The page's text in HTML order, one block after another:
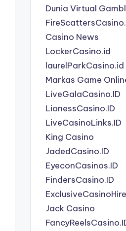
Dunia Virtual
Casino News
LockerCasino.id
laurelParkCasino.id
Markas Game
LiveGalaCasino.ID
LionessCasino.ID
LiveCasinoLinks.ID
King Casino
JadedCasino.ID
EyeconCasinos.ID
FindersCasino.ID
Jack Casino